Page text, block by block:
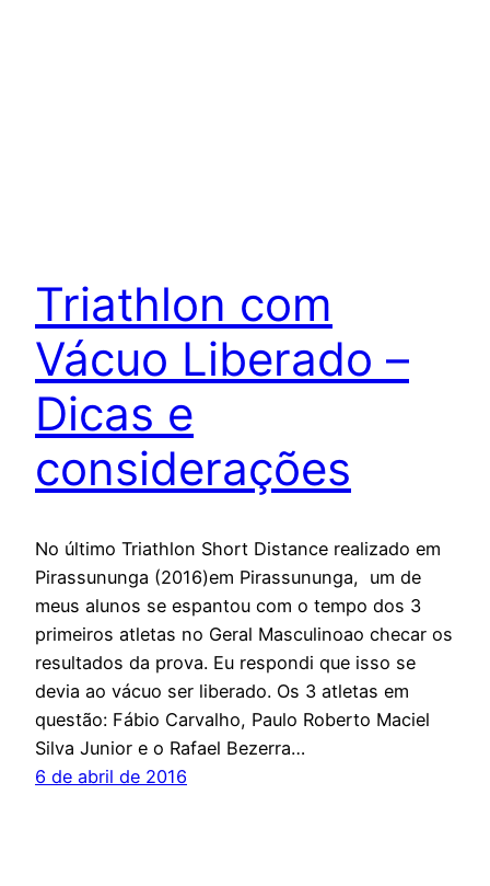
Triathlon com
Vácuo Liberado –
Dicas e
considerações
No último Triathlon Short Distance realizado em
Pirassununga (2016)em Pirassununga, um de
meus alunos se espantou com o tempo dos 3
primeiros atletas no Geral Masculinoao checar os
resultados da prova. Eu respondi que isso se
devia ao vácuo ser liberado. Os 3 atletas em
questão: Fábio Carvalho, Paulo Roberto Maciel
Silva Junior e o Rafael Bezerra…
6 de abril de 2016